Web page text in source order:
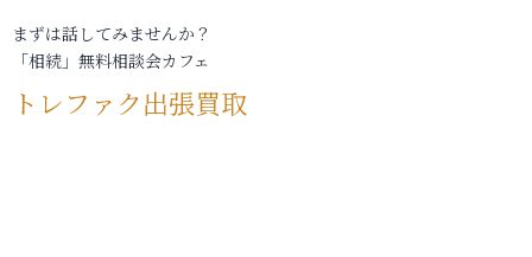
まずは話してみませんか？
「相続」無料相談会カフェ
トレファク出張買取